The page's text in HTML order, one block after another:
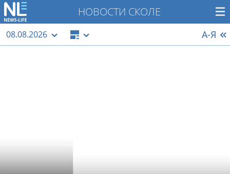
НОВОСТИ СКОЛЕ
08.08.2026 А-Я